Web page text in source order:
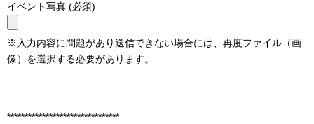
イベント写真 (必須)
※入力内容に問題があり送信できない場合には、再度ファイル（画
像）を選択する必要があります。
********************************